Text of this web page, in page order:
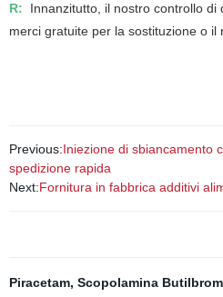
R:
Innanzitutto, il nostro controllo
merci gratuite per la sostituzione o il
Previous:Iniezione di sbiancamento
spedizione rapida
Next:Fornitura in fabbrica additivi
Piracetam, Scopolamina